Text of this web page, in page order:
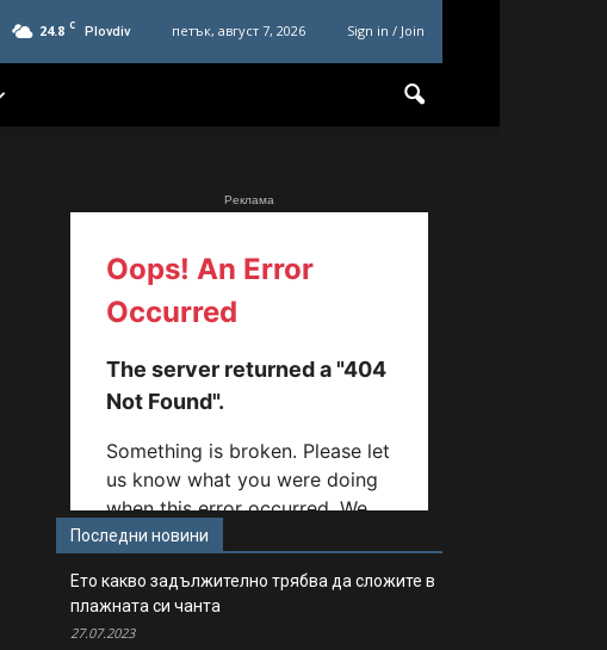
24.8 C Plovdiv петък, август 7, 2026 Sign in / Join
Реклама
Последни новини
Ето какво задължително трябва да сложите в
плажната си чанта
27.07.2023